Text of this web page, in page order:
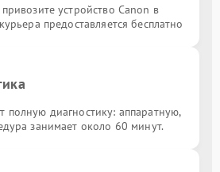
устройство Canon в
предоставляется бесплатно
полную диагностику: аппаратную,
занимает около 60 минут.